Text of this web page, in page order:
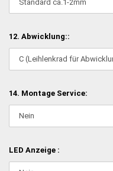
12. Abwicklung::
14. Montage Service:
LED Anzeige :